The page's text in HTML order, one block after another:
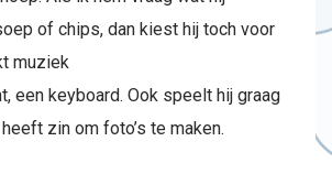
of chips, dan kiest hij toch voor
muziek
een keyboard. Ook speelt hij graag
zin om foto’s te maken.